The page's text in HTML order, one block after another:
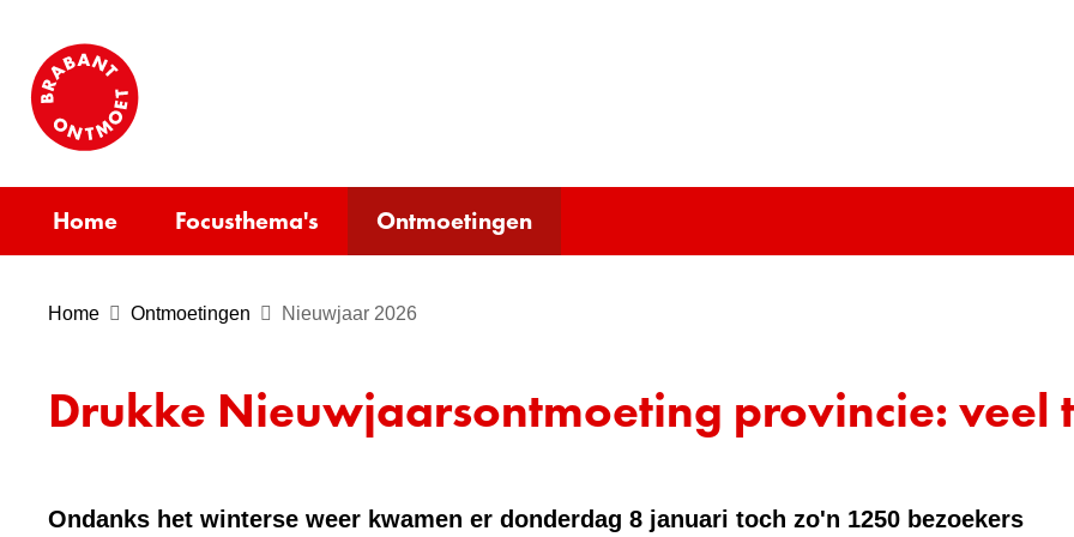
Home Focusthema's Ontmoetingen
Home Ontmoetingen Nieuwjaar 2026
Drukke Nieuwjaarsontmoeting provincie: veel
Ondanks het winterse weer kwamen er donderdag 8 januari toch zo'n 1250 bezoekers